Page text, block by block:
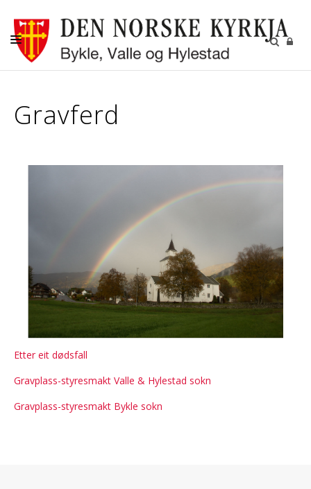
KYRKJER
KONTAKT
Gravferd
Etter eit dødsfall
Gravplass-styresmakt Valle & Hylestad sokn
Gravplass-styresmakt Bykle sokn